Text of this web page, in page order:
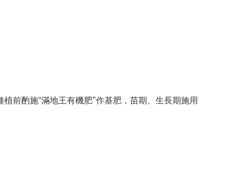
前酌施“滿地王有機肥”作基肥，苗期、生長期施用